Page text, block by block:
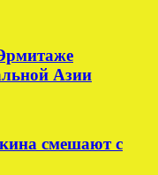
Азии
смешают с